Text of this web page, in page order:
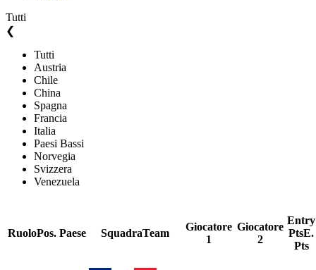
Tutti
❮
Tutti
Austria
Chile
China
Spagna
Francia
Italia
Paesi Bassi
Norvegia
Svizzera
Venezuela
RuoloPos. Paese SquadraTeam
Giocatore
1
Giocatore
2
Entry
PtsE.
Pts